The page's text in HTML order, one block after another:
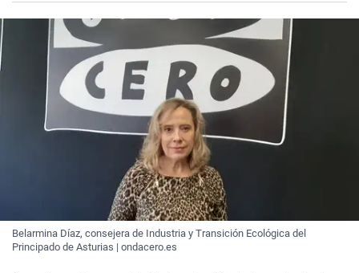
Belarmina Díaz, consejera de Industria y Transición Ecológica del
Principado de Asturias | ondacero.es